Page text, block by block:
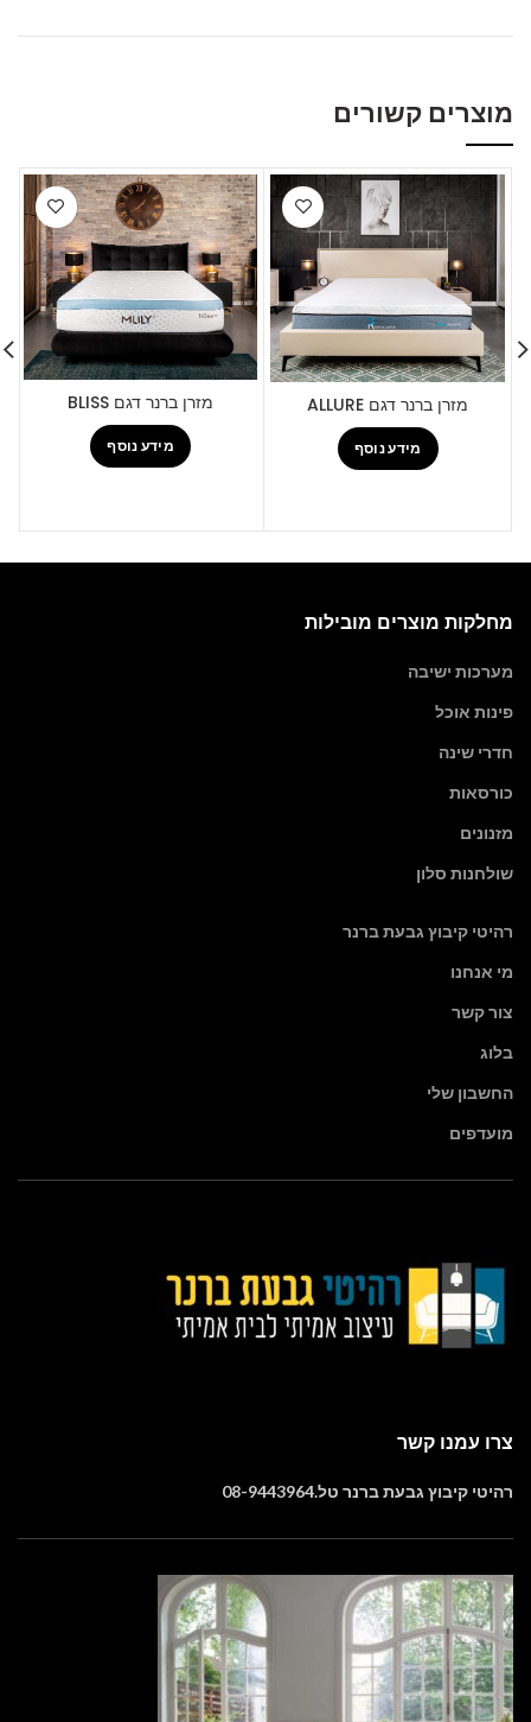
מוצרים קשורים
מזרן ברנר דגם ALLURE
מידע נוסף
מזרן ברנר דגם BLISS
מידע נוסף
מחלקות מוצרים מובילות
מערכות ישיבה
פינות אוכל
חדרי שינה
כורסאות
מזנונים
שולחנות סלון
רהיטי קיבוץ גבעת ברנר
מי אנחנו
צור קשר
בלוג
החשבון שלי
מועדפים
צרו עמנו קשר
רהיטי קיבוץ גבעת ברנר טל.08-9443964